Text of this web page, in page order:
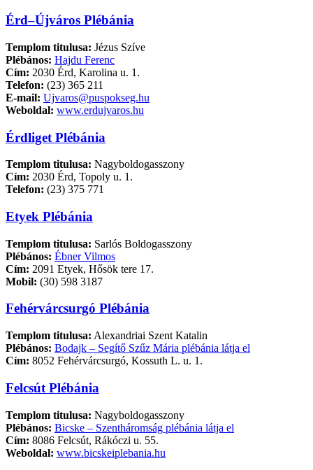
Érd–Újváros Plébánia
Templom titulusa: Jézus Szíve
Plébános: Hajdu Ferenc
Cím: 2030 Érd, Karolina u. 1.
Telefon: (23) 365 211
E-mail: Ujvaros@puspokseg.hu
Weboldal: www.erdujvaros.hu
Érdliget Plébánia
Templom titulusa: Nagyboldogasszony
Cím: 2030 Érd, Topoly u. 1.
Telefon: (23) 375 771
Etyek Plébánia
Templom titulusa: Sarlós Boldogasszony
Plébános: Ébner Vilmos
Cím: 2091 Etyek, Hősök tere 17.
Mobil: (30) 598 3187
Fehérvárcsurgó Plébánia
Templom titulusa: Alexandriai Szent Katalin
Plébános: Bodajk – Segítő Szűz Mária plébánia látja el
Cím: 8052 Fehérvárcsurgó, Kossuth L. u. 1.
Felcsút Plébánia
Templom titulusa: Nagyboldogasszony
Plébános: Bicske – Szentháromság plébánia látja el
Cím: 8086 Felcsút, Rákóczi u. 55.
Weboldal: www.bicskeiplebania.hu